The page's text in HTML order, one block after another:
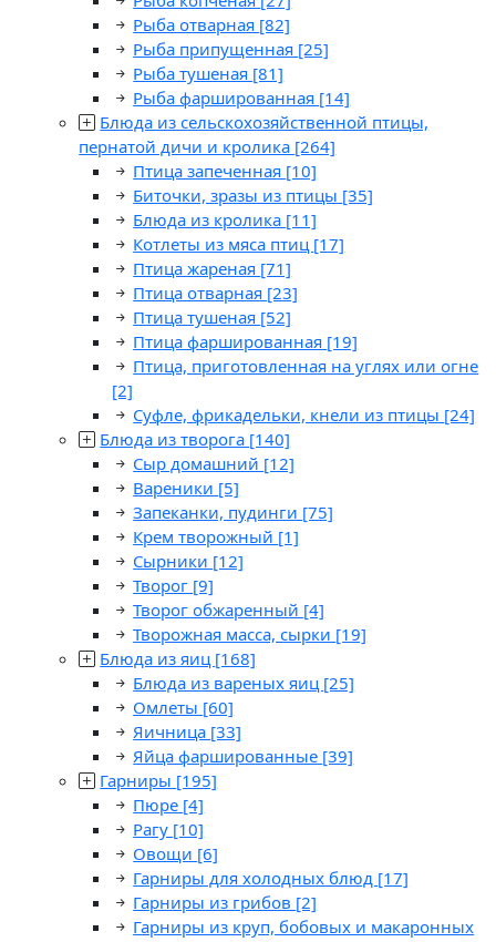
Рыба отварная [82]
Рыба припущенная [25]
Рыба тушеная [81]
Рыба фаршированная [14]
Блюда из сельскохозяйственной птицы,
пернатой дичи и кролика [264]
Птица запеченная [10]
Биточки, зразы из птицы [35]
Блюда из кролика [11]
Котлеты из мяса птиц [17]
Птица жареная [71]
Птица отварная [23]
Птица тушеная [52]
Птица фаршированная [19]
Птица, приготовленная на углях или огне
[2]
Суфле, фрикадельки, кнели из птицы [24]
Блюда из творога [140]
Сыр домашний [12]
Вареники [5]
Запеканки, пудинги [75]
Крем творожный [1]
Сырники [12]
Творог [9]
Творог обжаренный [4]
Творожная масса, сырки [19]
Блюда из яиц [168]
Блюда из вареных яиц [25]
Омлеты [60]
Яичница [33]
Яйца фаршированные [39]
Гарниры [195]
Пюре [4]
Рагу [10]
Овощи [6]
Гарниры для холодных блюд [17]
Гарниры из грибов [2]
Гарниры из круп, бобовых и макаронных